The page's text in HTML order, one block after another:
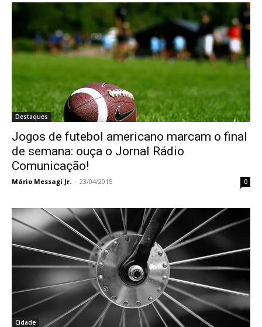
Destaques
Jogos de futebol americano marcam o final
de semana: ouça o Jornal Rádio
Comunicação!
Mário Messagi Jr. - 23/04/2015 0
Cidade